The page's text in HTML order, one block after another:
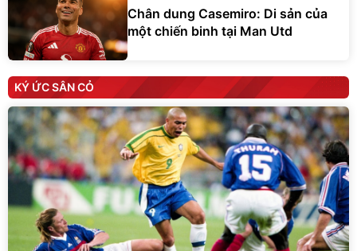
Chân dung Casemiro: Di sản của
một chiến binh tại Man Utd
KÝ ỨC SÂN CỎ